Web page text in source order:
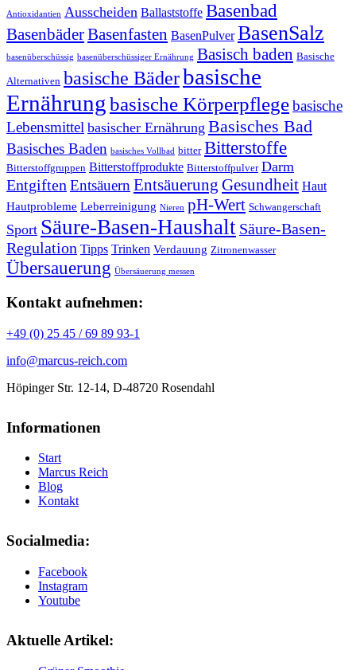
Antioxidantien Ausscheiden Ballaststoffe Basenbad
BasenbäderBasenfasten BasenPulver BasenSalz
basenüberschüssig basenüberschüssiger Ernährung Basisch baden Basische
Alternativen basische Bäderbasische
Ernährungbasische Körperpflegebasische
Lebensmittel basischer Ernährung Basisches Bad
Basisches Baden basisches Vollbad bitter Bitterstoffe
Bitterstoffgruppen Bitterstoffprodukte Bitterstoffpulver Darm
EntgiftenEntsäuernEntsäuerung Gesundheit Haut
Hautprobleme Leberreinigung Nieren pH-Wert Schwangerschaft
Sport Säure-Basen-Haushalt Säure-Basen-
Regulation Tipps Trinken Verdauung Zitronenwasser
Übersauerung Übersäuerung messen
Kontakt aufnehmen:
+49 (0) 25 45 / 69 89 93-1
info@marcus-reich.com
Höpinger Str. 12-14, D-48720 Rosendahl
Informationen
Start
Marcus Reich
Blog
Kontakt
Socialmedia:
Facebook
Instagram
Youtube
Aktuelle Artikel: